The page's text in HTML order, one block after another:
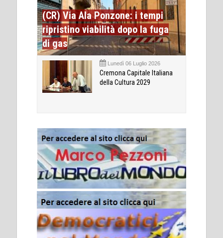
(CR) Via Ala Ponzone: i tempi
ripristino viabilità dopo la fuga
di gas
Lunedì 06 Luglio 2026
Cremona Capitale Italiana
della Cultura 2029